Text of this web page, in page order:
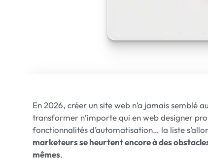
En 2026, créer un site web n’a jamais semblé
transformer n’importe qui en web designer
fonctionnalités d’automatisation… la liste
marketeurs se heurtent encore à des
mêmes.